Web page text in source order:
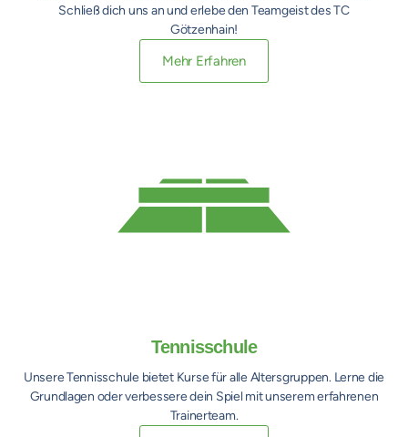
Schließ dich uns an und erlebe den Teamgeist des TC
Götzenhain!
Mehr Erfahren
Tennisschule
Unsere Tennisschule bietet Kurse für alle Altersgruppen. Lerne die
Grundlagen oder verbessere dein Spiel mit unserem erfahrenen
Trainerteam.